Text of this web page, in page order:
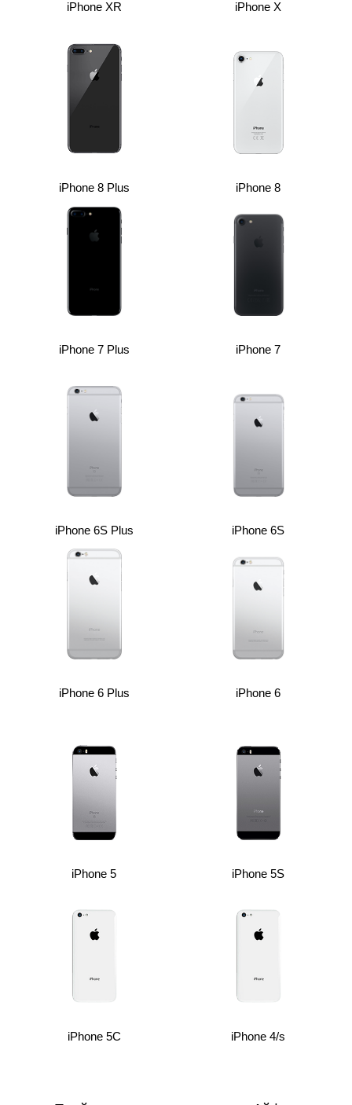
iPhone XR iPhone X
iPhone 8 Plus iPhone 8
iPhone 7 Plus iPhone 7
iPhone 6S Plus iPhone 6S
iPhone 6 Plus iPhone 6
iPhone 5 iPhone 5S
iPhone 5C iPhone 4/s